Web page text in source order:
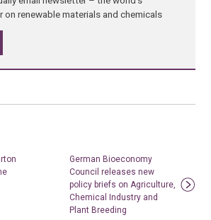
on renewable materials and chemicals
German Bioeconomy
Council releases new
policy briefs on Agriculture,
Chemical Industry and
Plant Breeding